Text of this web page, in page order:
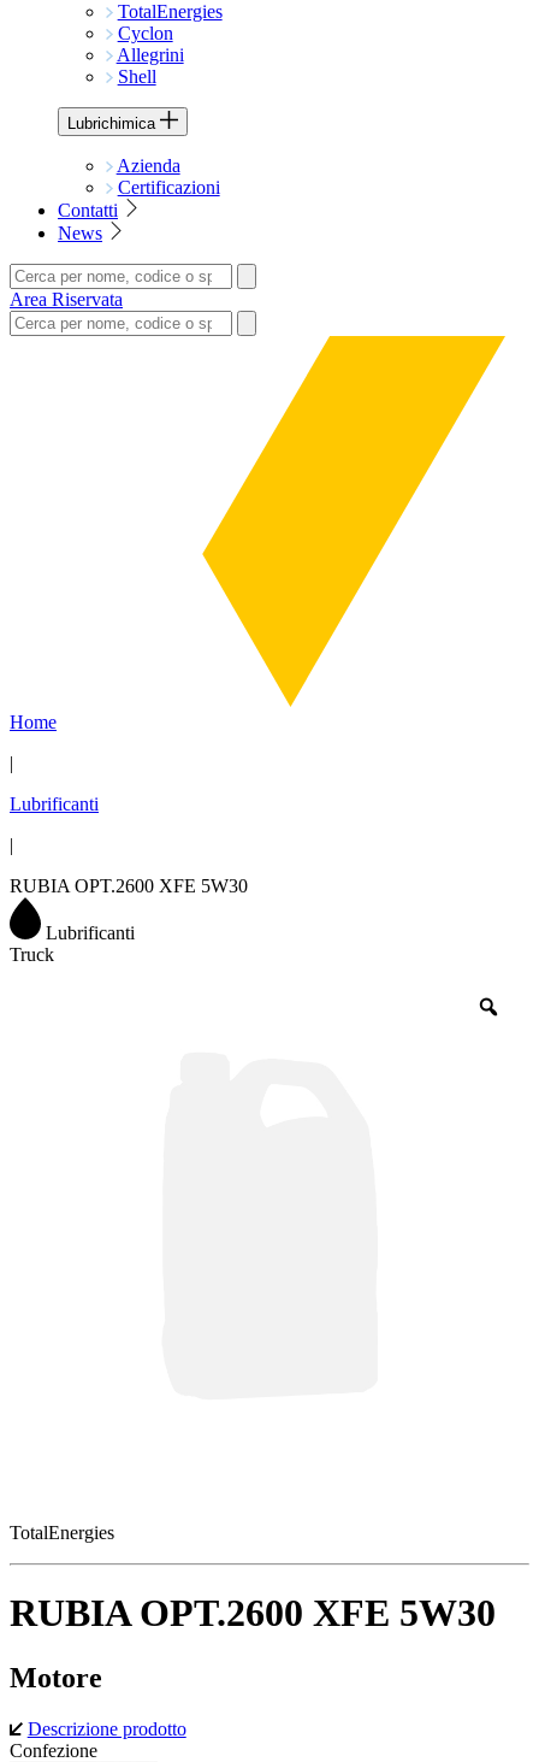
TotalEnergies
Cyclon
Allegrini
Shell
Lubrichimica
Azienda
Certificazioni
Contatti
News
Area Riservata
Home
|
Lubrificanti
|
RUBIA OPT.2600 XFE 5W30
Lubrificanti
Truck
TotalEnergies
RUBIA OPT.2600 XFE 5W30
Motore
Descrizione prodotto
Confezione